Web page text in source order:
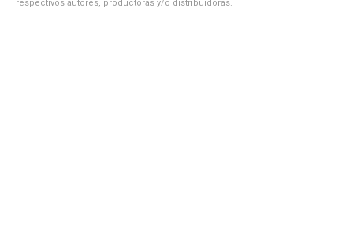
respectivos autores, productoras y/o distribuidoras.